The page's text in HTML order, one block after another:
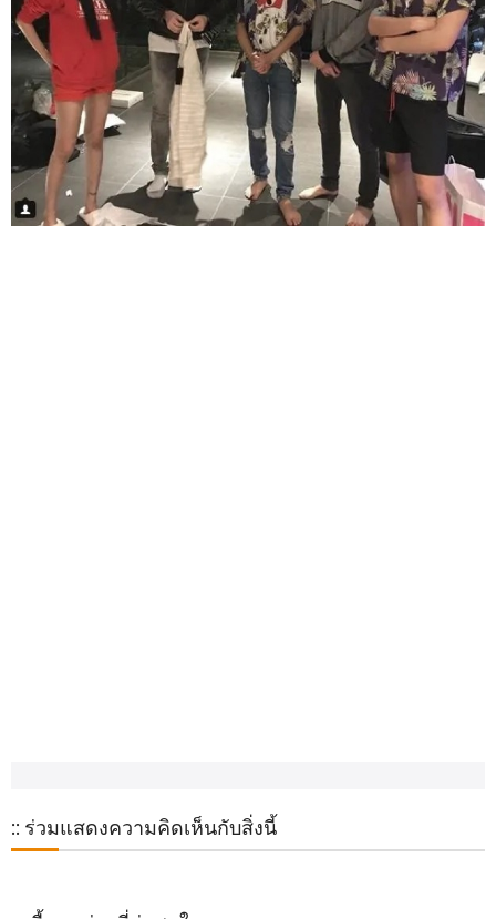
:: ร่วมแสดงความคิดเห็นกับสิ่งนี้